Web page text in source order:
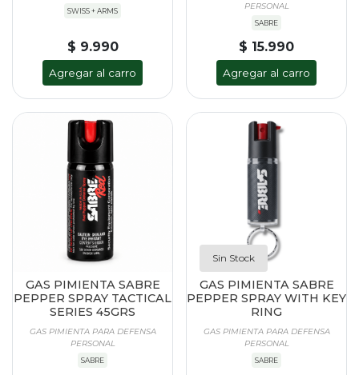
SWISS + ARMS
$ 9.990
Agregar al carro
PERSONAL
SABRE
$ 15.990
Agregar al carro
GAS PIMIENTA SABRE
PEPPER SPRAY TACTICAL
SERIES 45GRS
GAS PIMIENTA PARA DEFENSA
PERSONAL
SABRE
Sin Stock
GAS PIMIENTA SABRE
PEPPER SPRAY WITH KEY
RING
GAS PIMIENTA PARA DEFENSA
PERSONAL
SABRE